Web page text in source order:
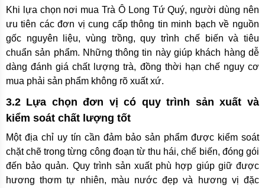
Khi lựa chọn nơi mua Trà Ô Long Tứ Quý, người dùng nên
ưu tiên các đơn vị cung cấp thông tin minh bạch về nguồn
gốc nguyên liệu, vùng trồng, quy trình chế biến và tiêu
chuẩn sản phẩm. Những thông tin này giúp khách hàng dễ
dàng đánh giá chất lượng trà, đồng thời hạn chế nguy cơ
mua phải sản phẩm không rõ xuất xứ.
3.2 Lựa chọn đơn vị có quy trình sản xuất và
kiểm soát chất lượng tốt
Một địa chỉ uy tín cần đảm bảo sản phẩm được kiểm soát
chặt chẽ trong từng công đoạn từ thu hái, chế biến, đóng gói
đến bảo quản. Quy trình sản xuất phù hợp giúp giữ được
hương thơm tự nhiên, màu nước đẹp và hương vị đặc